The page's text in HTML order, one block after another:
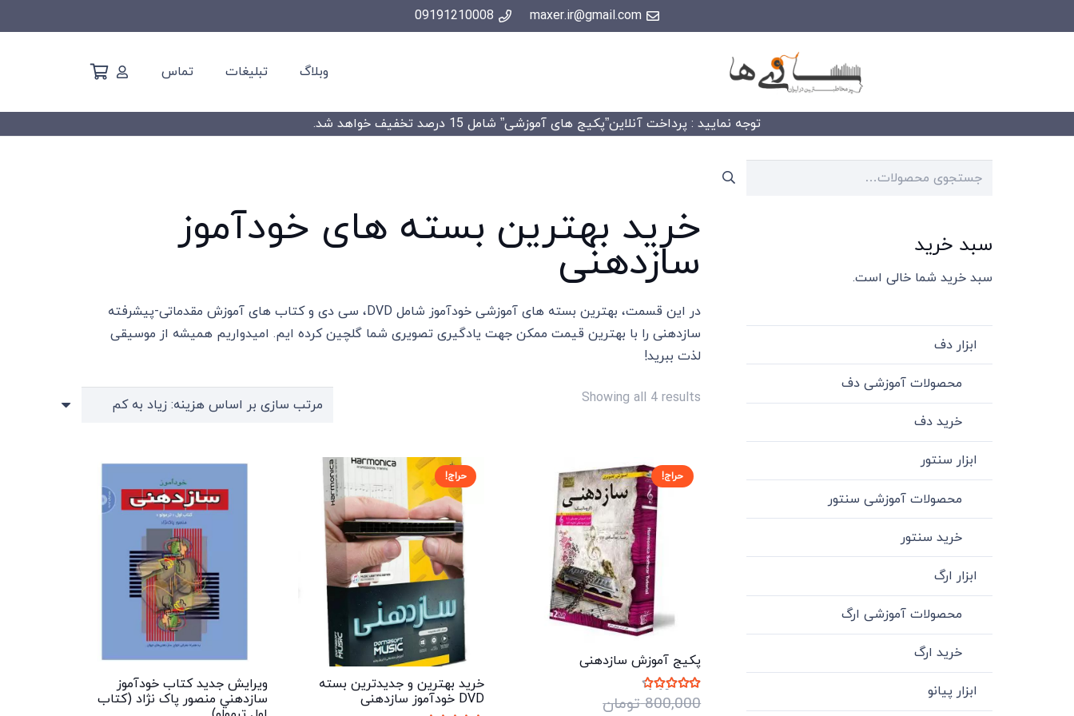
maxer.ir@gmail.com
09191210008
وبلاگ تبلیغات تماس
توجه نمایید : پرداخت آنلاین”پکیج های آموزشی” شامل 15 درصد تخفیف خواهد شد.
خرید بهترین بسته های خودآموز
سازدهنی
در این قسمت، بهترین بسته های آموزشی خودآموز شامل DVD، سی دی و کتاب های آموزش مقدماتی-پیشرفته
سازدهنی را با بهترین قیمت ممکن جهت یادگیری تصویری شما گلچین کرده ایم. امیدواریم همیشه از موسیقی
لذت ببرید!
Showing all 4 results
Sorted
to
low
حراج!
پکیج آموزش سازدهنی
نمره 4.60 از 5 800,000 تومان
حراج!
خرید بهترین و جدیدترین بسته
DVD خودآموز سازدهنی
ویرایش جدید کتاب خودآموز
سازدهني منصور پاک نژاد (کتاب
جستجو
سبد خرید
سبد خرید شما خالی است.
ابزار دف
محصولات آموزشی دف
خرید دف
ابزار سنتور
محصولات آموزشی سنتور
خرید سنتور
ابزار ارگ
محصولات آموزشی ارگ
خرید ارگ
ابزار پیانو